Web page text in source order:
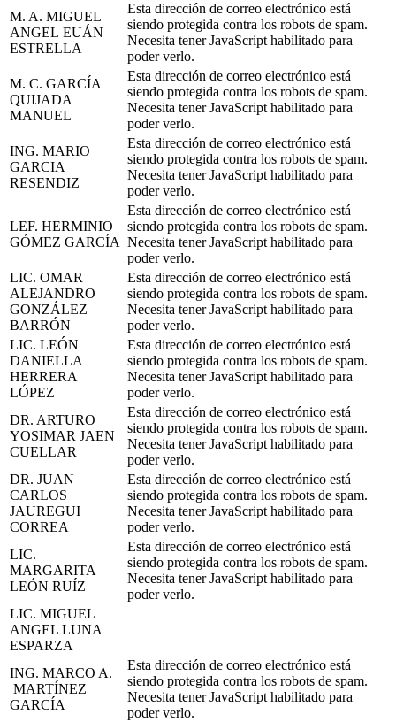
M. A. MIGUEL
ANGEL EUÁN
ESTRELLA
Esta dirección de correo electrónico está
siendo protegida contra los robots de spam.
Necesita tener JavaScript habilitado para
poder verlo.
M. C. GARCÍA
QUIJADA
MANUEL
Esta dirección de correo electrónico está
siendo protegida contra los robots de spam.
Necesita tener JavaScript habilitado para
poder verlo.
ING. MARIO
GARCIA
RESENDIZ
Esta dirección de correo electrónico está
siendo protegida contra los robots de spam.
Necesita tener JavaScript habilitado para
poder verlo.
LEF. HERMINIO
GÓMEZ GARCÍA
Esta dirección de correo electrónico está
siendo protegida contra los robots de spam.
Necesita tener JavaScript habilitado para
poder verlo.
LIC. OMAR
ALEJANDRO
GONZÁLEZ
BARRÓN
Esta dirección de correo electrónico está
siendo protegida contra los robots de spam.
Necesita tener JavaScript habilitado para
poder verlo.
LIC. LEÓN
DANIELLA
HERRERA
LÓPEZ
Esta dirección de correo electrónico está
siendo protegida contra los robots de spam.
Necesita tener JavaScript habilitado para
poder verlo.
DR. ARTURO
YOSIMAR JAEN
CUELLAR
Esta dirección de correo electrónico está
siendo protegida contra los robots de spam.
Necesita tener JavaScript habilitado para
poder verlo.
DR. JUAN
CARLOS
JAUREGUI
CORREA
Esta dirección de correo electrónico está
siendo protegida contra los robots de spam.
Necesita tener JavaScript habilitado para
poder verlo.
LIC.
MARGARITA
LEÓN RUÍZ
Esta dirección de correo electrónico está
siendo protegida contra los robots de spam.
Necesita tener JavaScript habilitado para
poder verlo.
LIC. MIGUEL
ANGEL LUNA
ESPARZA
ING. MARCO A.
MARTÍNEZ
GARCÍA
Esta dirección de correo electrónico está
siendo protegida contra los robots de spam.
Necesita tener JavaScript habilitado para
poder verlo.